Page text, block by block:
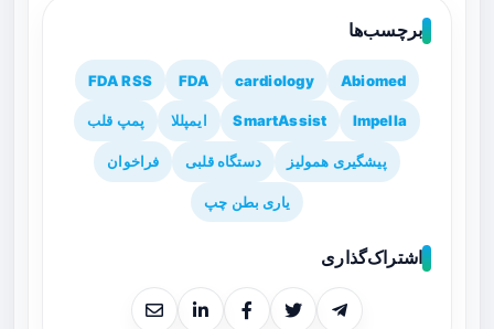
برچسب‌ها
Abiomed
cardiology
FDA
FDA RSS
Impella
SmartAssist ایمپللا پمپ قلب
پیشگیری همولیز دستگاه قلبی فراخوان
یاری بطن چپ
اشتراک‌گذاری